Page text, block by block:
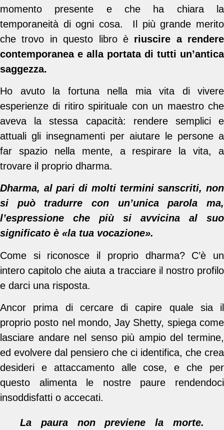
momento presente e che ha chiara la
temporaneità di ogni cosa. Il più grande merito
che trovo in questo libro è riuscire a rendere
contemporanea e alla portata di tutti un’antica
saggezza.
Ho avuto la fortuna nella mia vita di vivere
esperienze di ritiro spirituale con un maestro che
aveva la stessa capacità: rendere semplici e
attuali gli insegnamenti per aiutare le persone a
far spazio nella mente, a respirare la vita, a
trovare il proprio dharma.
Dharma, al pari di molti termini sanscriti, non
si può tradurre con un’unica parola ma,
l’espressione che più si avvicina al suo
significato è «la tua vocazione».
Come si riconosce il proprio dharma? C’è un
intero capitolo che aiuta a tracciare il nostro profilo
e darci una risposta.
Ancor prima di cercare di capire quale sia il
proprio posto nel mondo, Jay Shetty, spiega come
lasciare andare nel senso più ampio del termine,
ed evolvere dal pensiero che ci identifica, che crea
desideri e attaccamento alle cose, e che per
questo alimenta le nostre paure rendendoci
insoddisfatti o accecati.
La paura non previene la morte.